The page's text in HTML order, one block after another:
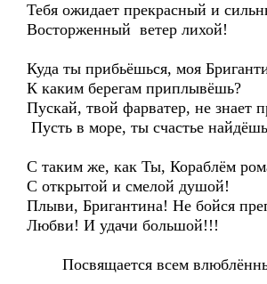
Тебя ожидает прекрасный и
Восторженный ветер лихой!
Куда ты прибьёшься, моя
К каким берегам приплывёшь?
Пускай, твой фарватер, не знает
Пусть в море, ты счастье
С таким же, как Ты, Кораблём
С открытой и смелой душой!
Плыви, Бригантина! Не бойся
Любви! И удачи большой!!!
Посвящается всем